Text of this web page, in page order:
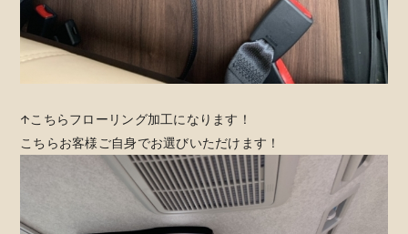
↑こちらフローリング加工になります！
こちらお客様ご自身でお選びいただけます！